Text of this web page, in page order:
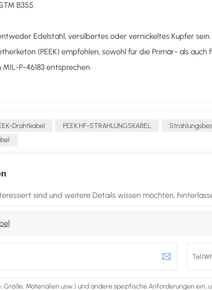
B355.
Edelstahl, versilbertes oder vernickeltes Kupfer sein.
(PEEK) empfohlen, sowohl für die Primär- als auch
P-46183 entsprechen.
Drahtkabel PEEK HF-STRAHLUNGSKABEL
sind und weitere Details wissen möchten,